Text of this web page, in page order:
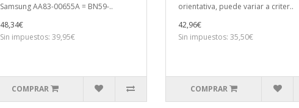
Samsung AA83-00655A = BN59-..
48,34€
Sin impuestos: 39,95€
COMPRAR
orientativa, puede variar a criter..
42,96€
Sin impuestos: 35,50€
COMPRAR